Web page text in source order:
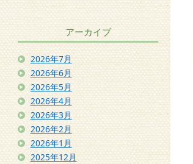
アーカイブ
2026年7月
2026年6月
2026年5月
2026年4月
2026年3月
2026年2月
2026年1月
2025年12月